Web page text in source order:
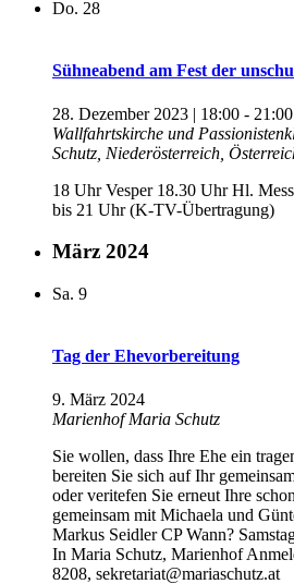
Do. 28
Sühneabend am Fest der
28. Dezember 2023 | 18:00 - 21:00
Wallfahrtskirche und
Schutz, Niederösterreich,
18 Uhr Vesper 18.30 Uhr Hl.
bis 21 Uhr (K-TV-Übertragung)
März 2024
Sa. 9
Tag der Ehevorbereitung
9. März 2024
Marienhof Maria Schutz
Sie wollen, dass Ihre Ehe ein
bereiten Sie sich auf Ihr
oder veritefen Sie erneut Ihre
gemeinsam mit Michaela und
Markus Seidler CP Wann?
In Maria Schutz, Marienhof
8208, sekretariat@mariaschutz.at